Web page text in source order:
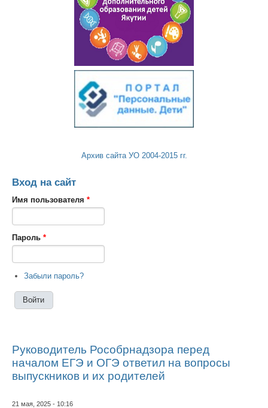
Архив сайта УО 2004-2015 гг.
Вход на сайт
Имя пользователя *
Пароль *
Забыли пароль?
Руководитель Рособрнадзора перед
началом ЕГЭ и ОГЭ ответил на вопросы
выпускников и их родителей
21 мая, 2025 - 10:16